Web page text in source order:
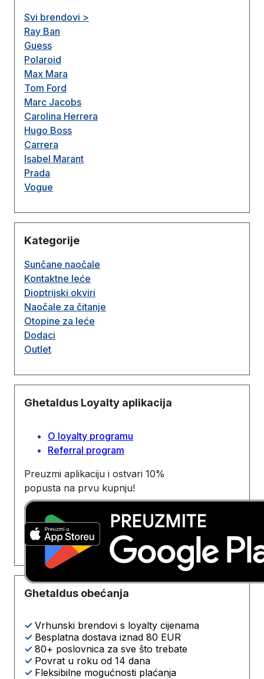
Svi brendovi >
Ray Ban
Guess
Polaroid
Max Mara
Tom Ford
Marc Jacobs
Carolina Herrera
Hugo Boss
Carrera
Isabel Marant
Prada
Vogue
Kategorije
Sunčane naočale
Kontaktne leće
Dioptrijski okviri
Naočale za čitanje
Otopine za leće
Dodaci
Outlet
Ghetaldus Loyalty aplikacija
O loyalty programu
Referral program
Preuzmi aplikaciju i ostvari 10%
popusta na prvu kupnju!
Ghetaldus obećanja
✓ Vrhunski brendovi s loyalty cijenama
✓ Besplatna dostava iznad 80 EUR
✓ 80+ poslovnica za sve što trebate
✓ Povrat u roku od 14 dana
✓ Fleksibilne mogućnosti plaćanja